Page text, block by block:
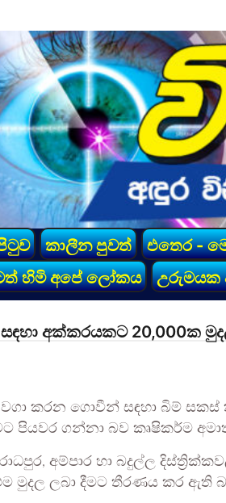
කාලීන පුවත් එතෙර -
හිමි අපේ ලෝකය
උරුමයක
අක්කරයකට 20,000ක
කරන ගොවීන් සඳහා බිම්
පියවර ගන්නා බව කෘෂිකර්ම
අම්පාර හා බදුල්ල
ලබා දීමට තීරණය කර ඇති